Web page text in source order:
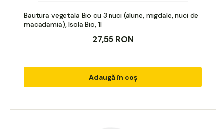
Bautura vegetala Bio cu 3 nuci (alune, migdale, nuci de
macadamia), Isola Bio, 1l
27,55 RON
Adaugă în coș